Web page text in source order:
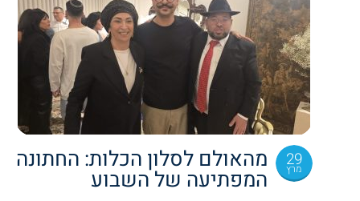
29
מרץ מהאולם לסלון הכלות: החתונה
המפתיעה של השבוע